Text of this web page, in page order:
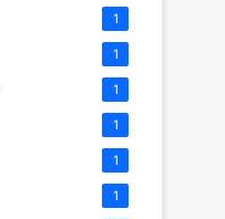
1
1
1
1
1
1